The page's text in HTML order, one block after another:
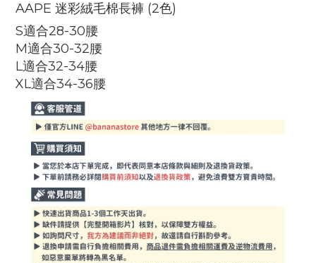
AAPE 迷彩絨毛棉長褲 (2色)
S適合28-30腰
M適合30-32腰
L適合32-34腰
XL適合34-36腰